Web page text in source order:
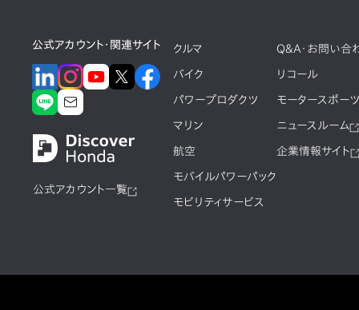
公式アカウント・関連サイト
公式アカウント一覧
クルマ
バイク
パワープロダクツ
マリン
航空
モバイルパワーパック
モビリティサービス
Q&A・お問い合
リコール
モータースポーツ
ニュースルーム
企業情報サイト